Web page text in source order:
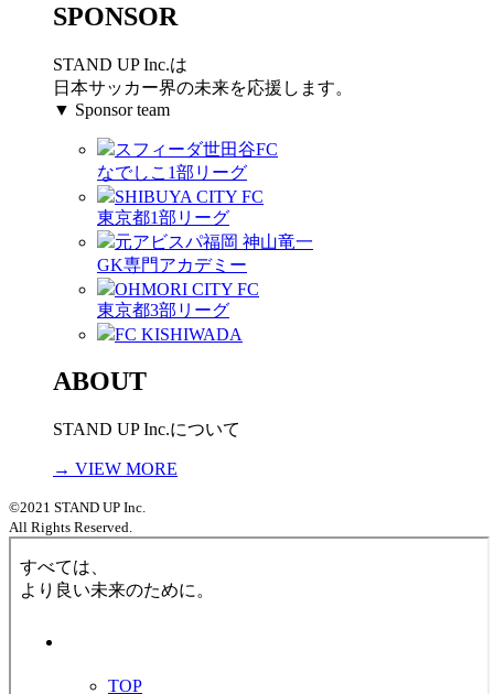
SPONSOR
STAND UP Inc.は
日本サッカー界の未来を応援します。
▼ Sponsor team
スフィーダ世田谷FC
なでしこ1部リーグ
SHIBUYA CITY FC
東京都1部リーグ
元アビスパ福岡 神山竜一
GK専門アカデミー
OHMORI CITY FC
東京都3部リーグ
FC KISHIWADA
ABOUT
STAND UP Inc.について
→ VIEW MORE
©2021 STAND UP Inc.
All Rights Reserved.